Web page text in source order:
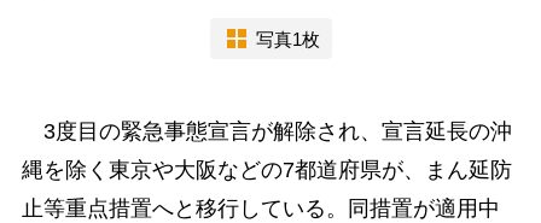
写真1枚
3度目の緊急事態宣言が解除され、宣言延長の沖
縄を除く東京や大阪などの7都道府県が、まん延防
止等重点措置へと移行している。同措置が適用中